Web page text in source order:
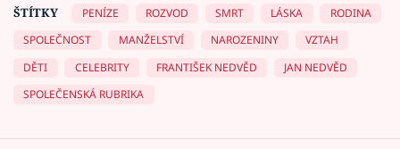
ŠTÍTKY
PENÍZE ROZVOD SMRT LÁSKA
RODINA
SPOLEČNOST
MANŽELSTVÍ NAROZENINY
VZTAH
DĚTI
CELEBRITY FRANTIŠEK NEDVĚD
JAN NEDVĚD
SPOLEČENSKÁ RUBRIKA